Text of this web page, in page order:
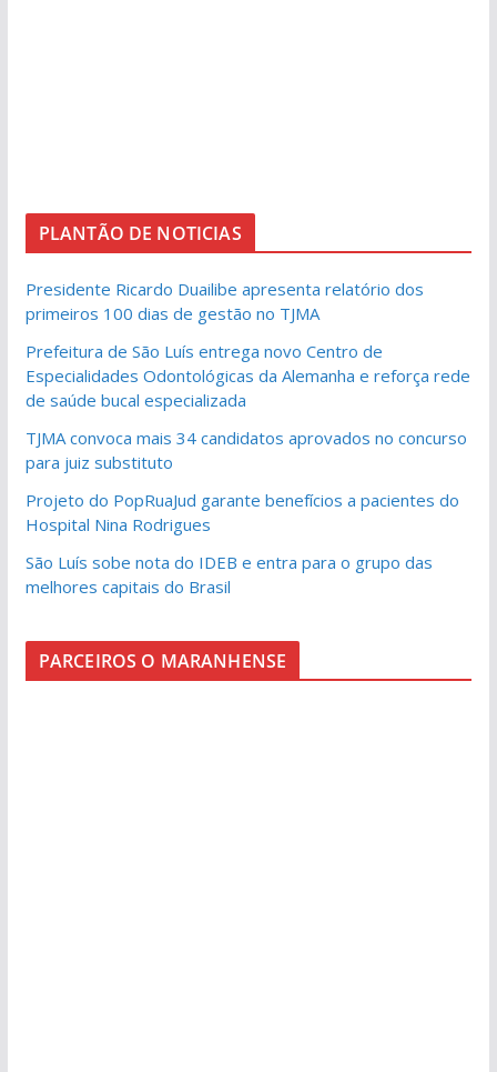
PLANTÃO DE NOTICIAS
Presidente Ricardo Duailibe apresenta relatório dos
primeiros 100 dias de gestão no TJMA
Prefeitura de São Luís entrega novo Centro de
Especialidades Odontológicas da Alemanha e reforça rede
de saúde bucal especializada
TJMA convoca mais 34 candidatos aprovados no concurso
para juiz substituto
Projeto do PopRuaJud garante benefícios a pacientes do
Hospital Nina Rodrigues
São Luís sobe nota do IDEB e entra para o grupo das
melhores capitais do Brasil
PARCEIROS O MARANHENSE